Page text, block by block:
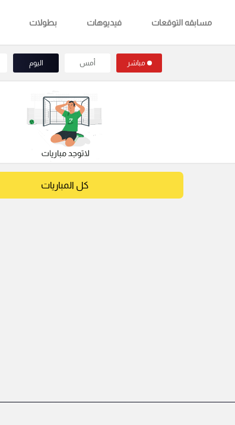
مسابقه التوقعات فيديوهات بطولات
مباشر أمس اليوم
كل المباريات